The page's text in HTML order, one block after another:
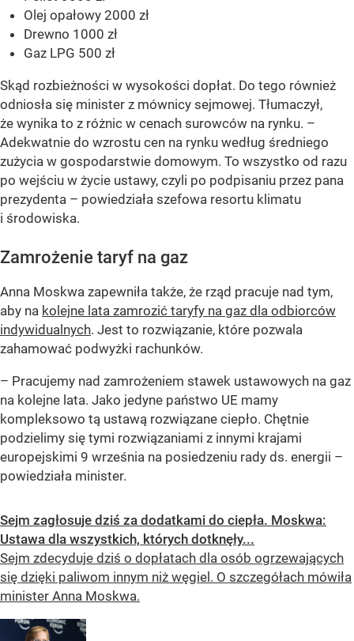
Olej opałowy 2000 zł
Drewno 1000 zł
Gaz LPG 500 zł
Skąd rozbieżności w wysokości dopłat. Do tego również
odniosła się minister z mównicy sejmowej. Tłumaczył,
że wynika to z różnic w cenach surowców na rynku. –
Adekwatnie do wzrostu cen na rynku według średniego
zużycia w gospodarstwie domowym. To wszystko od razu
po wejściu w życie ustawy, czyli po podpisaniu przez pana
prezydenta – powiedziała szefowa resortu klimatu
i środowiska.
Zamrożenie taryf na gaz
Anna Moskwa zapewniła także, że rząd pracuje nad tym,
aby na kolejne lata zamrozić taryfy na gaz dla odbiorców
indywidualnych. Jest to rozwiązanie, które pozwala
zahamować podwyżki rachunków.
– Pracujemy nad zamrożeniem stawek ustawowych na gaz
na kolejne lata. Jako jedyne państwo UE mamy
kompleksowo tą ustawą rozwiązane ciepło. Chętnie
podzielimy się tymi rozwiązaniami z innymi krajami
europejskimi 9 września na posiedzeniu rady ds. energii –
powiedziała minister.
Sejm zagłosuje dziś za dodatkami do ciepła. Moskwa:
Ustawa dla wszystkich, których dotknęły...
Sejm zdecyduje dziś o dopłatach dla osób ogrzewających
się dzięki paliwom innym niż węgiel. O szczegółach mówiła
minister Anna Moskwa.